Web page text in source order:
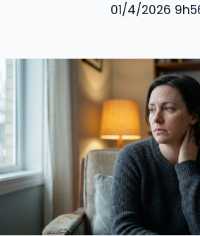
01/4/2026